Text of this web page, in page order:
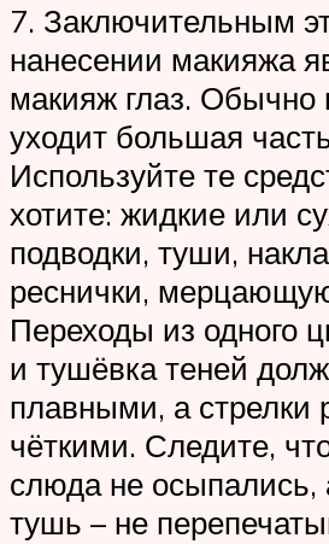
7. Заключительным
нанесении макияжа
макияж глаз. Обычно
уходит большая
Используйте те
хотите: жидкие или
подводки, туши,
реснички,
Переходы из одного
и тушёвка теней
плавными, а стрелки
чёткими. Следите,
слюда не осыпались,
тушь – не